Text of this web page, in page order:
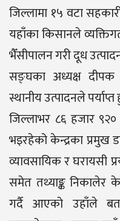
जिल्लामा १५ वटा
यहाँका किसानले
भैँसीपालन गरी दूध
सङ्घका अध्यक्ष दीपक
स्थानीय उत्पादनले
जिल्लाभर ८६ हजार
भइरहेको केन्द्रका प्रमुख
व्यावसायिक र घरायसी
समेत तथ्याङ्क निकालेर
गर्दै आएको उहाँले